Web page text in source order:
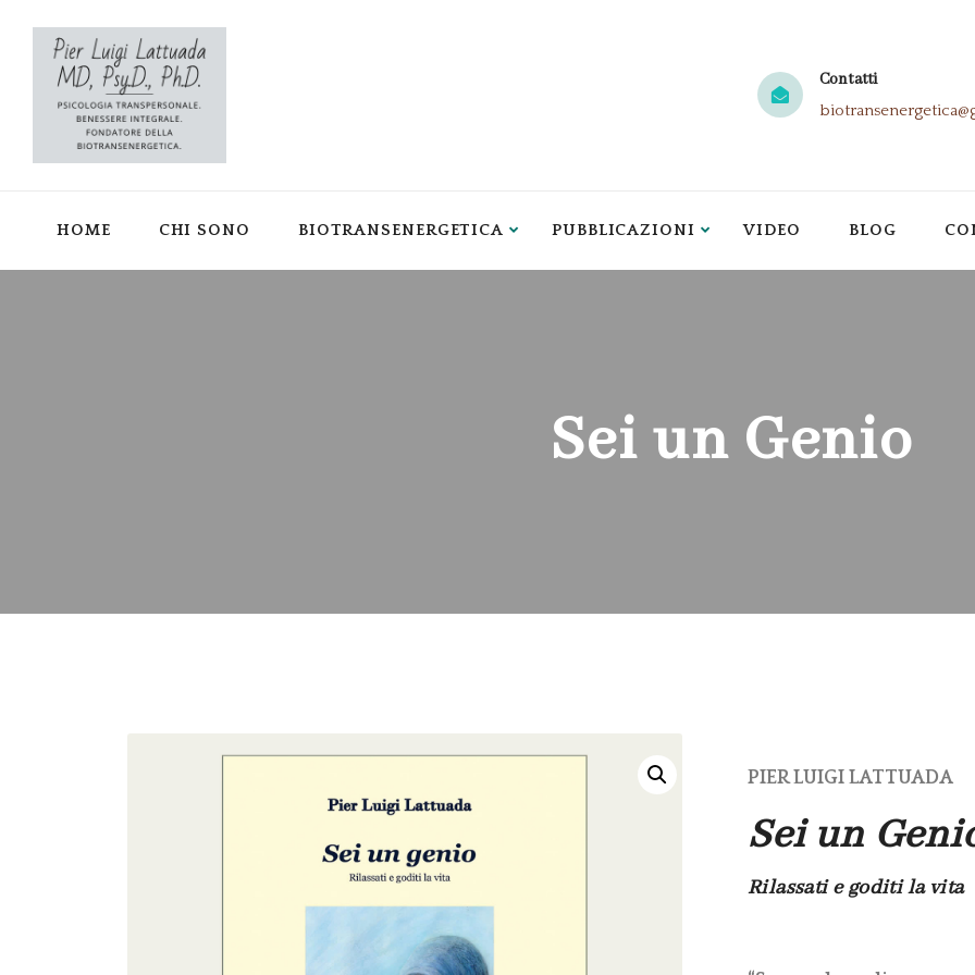
Contatti
HOME CHI SONO BIOTRANSENERGETICA PUBBLICAZIONI VIDEO BLOG
Sei un Genio
PIER LUIGI LATTUADA
Sei un
Rilassati e goditi la vita